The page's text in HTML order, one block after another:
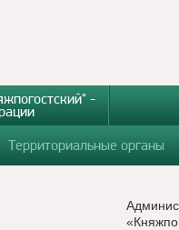
-
Территориальные органы